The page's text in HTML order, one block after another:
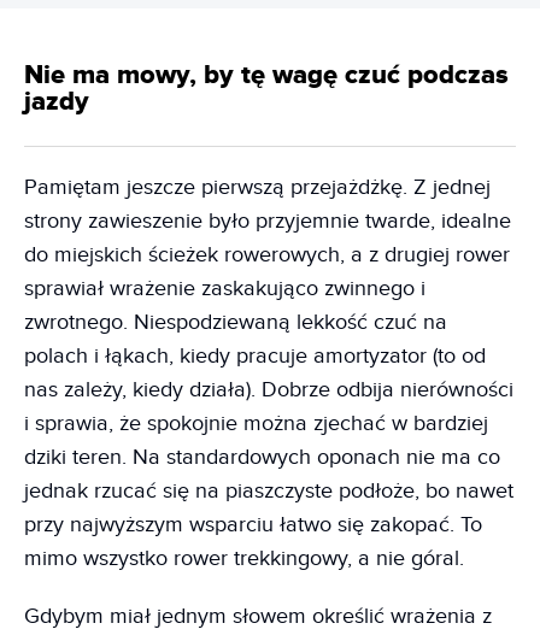
Nie ma mowy, by tę wagę czuć podczas
jazdy
Pamiętam jeszcze pierwszą przejażdżkę. Z jednej
strony zawieszenie było przyjemnie twarde, idealne
do miejskich ścieżek rowerowych, a z drugiej rower
sprawiał wrażenie zaskakująco zwinnego i
zwrotnego. Niespodziewaną lekkość czuć na
polach i łąkach, kiedy pracuje amortyzator (to od
nas zależy, kiedy działa). Dobrze odbija nierówności
i sprawia, że spokojnie można zjechać w bardziej
dziki teren. Na standardowych oponach nie ma co
jednak rzucać się na piaszczyste podłoże, bo nawet
przy najwyższym wsparciu łatwo się zakopać. To
mimo wszystko rower trekkingowy, a nie góral.
Gdybym miał jednym słowem określić wrażenia z